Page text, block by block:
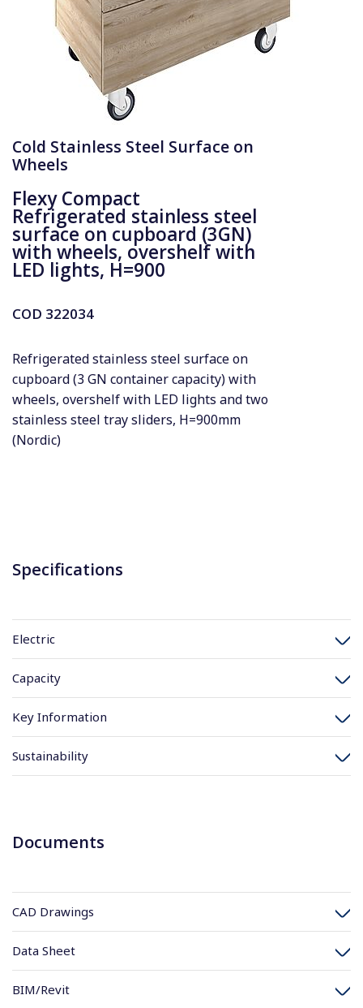
Cold Stainless Steel Surface on
Wheels
Flexy Compact
Refrigerated stainless steel
surface on cupboard (3GN)
with wheels, overshelf with
LED lights, H=900
COD 322034
Refrigerated stainless steel surface on
cupboard (3 GN container capacity) with
wheels, overshelf with LED lights and two
stainless steel tray sliders, H=900mm
(Nordic)
Specifications
Electric
Capacity
Key Information
Sustainability
Documents
CAD Drawings
Data Sheet
BIM/Revit